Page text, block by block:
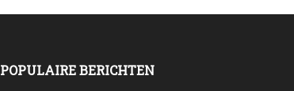
POPULAIRE BERICHTEN